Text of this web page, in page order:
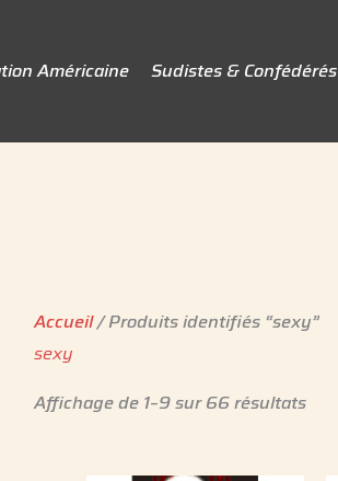
Américaine Sudistes & Confédérés
Accueil/ Produits identifiés “sexy”
sexy
Affichage de 1–9 sur 66 résultats